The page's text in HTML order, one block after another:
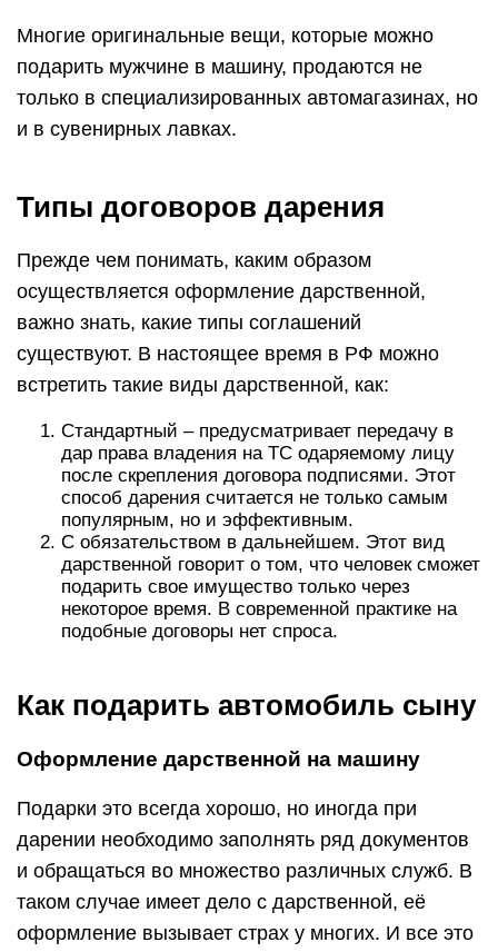
Многие оригинальные вещи, которые можно
подарить мужчине в машину, продаются не
только в специализированных автомагазинах, но
и в сувенирных лавках.
Типы договоров дарения
Прежде чем понимать, каким образом
осуществляется оформление дарственной,
важно знать, какие типы соглашений
существуют. В настоящее время в РФ можно
встретить такие виды дарственной, как:
Стандартный – предусматривает передачу в
дар права владения на ТС одаряемому лицу
после скрепления договора подписями. Этот
способ дарения считается не только самым
популярным, но и эффективным.
С обязательством в дальнейшем. Этот вид
дарственной говорит о том, что человек сможет
подарить свое имущество только через
некоторое время. В современной практике на
подобные договоры нет спроса.
Как подарить автомобиль сыну
Оформление дарственной на машину
Подарки это всегда хорошо, но иногда при
дарении необходимо заполнять ряд документов
и обращаться во множество различных служб. В
таком случае имеет дело с дарственной, её
оформление вызывает страх у многих. И все это